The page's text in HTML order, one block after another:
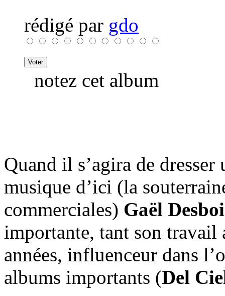
rédigé par gdo
notez cet album
Quand il s’agira de
musique d’ici (la
commerciales) Gaël
importante, tant son travail
années, influenceur dans
albums importants (Del